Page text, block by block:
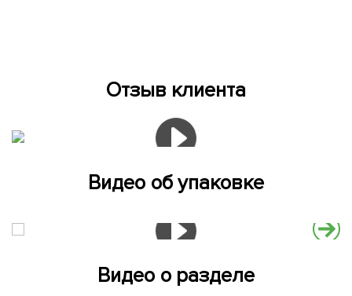
Отзыв клиента
Видео об упаковке
Видео о разделе